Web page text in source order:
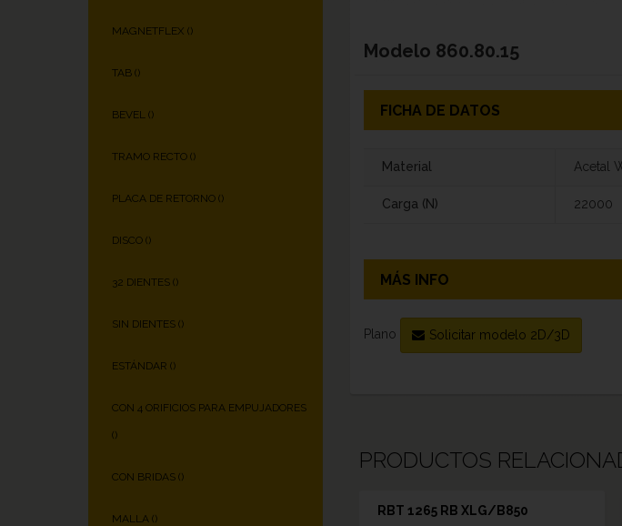
MAGNETFLEX ()
TAB ()
BEVEL ()
TRAMO RECTO ()
PLACA DE RETORNO ()
DISCO ()
32 DIENTES ()
SIN DIENTES ()
ESTÁNDAR ()
CON 4 ORIFICIOS PARA EMPUJADORES
()
CON BRIDAS ()
MALLA ()
Modelo 860.80.15
FICHA DE DATOS
Material Acetal
Carga (N) 22000
MÁS INFO
Plano Solicitar modelo 2D/3D
PRODUCTOS
RBT 1265 RB XLG/B850